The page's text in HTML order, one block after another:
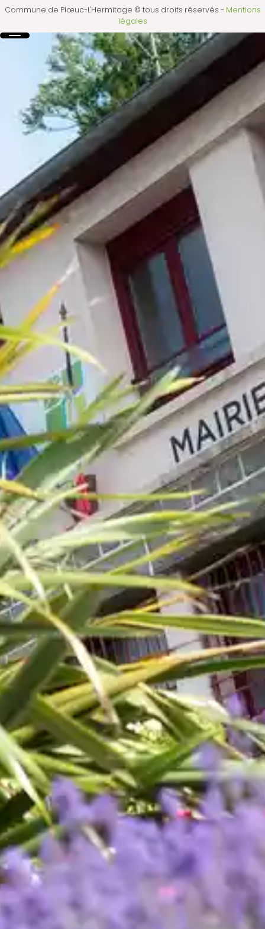
Commune de Plœuc-L'Hermitage © tous droits réservés - Mentions
légales